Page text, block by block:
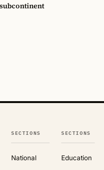
SECTIONS
National
SECTIONS
Education